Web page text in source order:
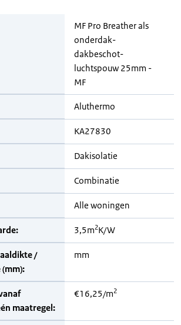
MF Pro Breather als
onderdak-
dakbeschot-
luchtspouw 25mm -
MF
Aluthermo
KA27830
Dakisolatie
Combinatie
Alle woningen
3,5m2K/W
/
mm
maatregel:
€16,25/m2